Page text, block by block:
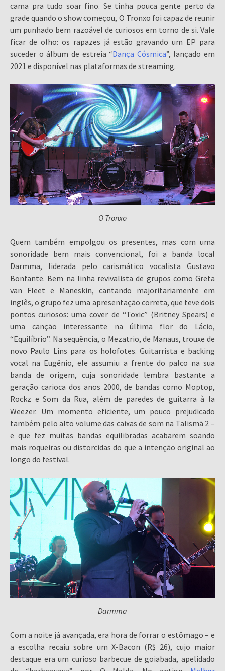
cama pra tudo soar fino. Se tinha pouca gente perto da
grade quando o show começou, O Tronxo foi capaz de reunir
um punhado bem razoável de curiosos em torno de si. Vale
ficar de olho: os rapazes já estão gravando um EP para
suceder o álbum de estreia “Dança Cósmica”, lançado em
2021 e disponível nas plataformas de streaming.
O Tronxo
Quem também empolgou os presentes, mas com uma
sonoridade bem mais convencional, foi a banda local
Darmma, liderada pelo carismático vocalista Gustavo
Bonfante. Bem na linha revivalista de grupos como Greta
van Fleet e Maneskin, cantando majoritariamente em
inglês, o grupo fez uma apresentação correta, que teve dois
pontos curiosos: uma cover de “Toxic” (Britney Spears) e
uma canção interessante na última flor do Lácio,
“Equilíbrio”. Na sequência, o Mezatrio, de Manaus, trouxe de
novo Paulo Lins para os holofotes. Guitarrista e backing
vocal na Eugênio, ele assumiu a frente do palco na sua
banda de origem, cuja sonoridade lembra bastante a
geração carioca dos anos 2000, de bandas como Moptop,
Rockz e Som da Rua, além de paredes de guitarra à la
Weezer. Um momento eficiente, um pouco prejudicado
também pelo alto volume das caixas de som na Talismã 2 –
e que fez muitas bandas equilibradas acabarem soando
mais roqueiras ou distorcidas do que a intenção original ao
longo do festival.
Darmma
Com a noite já avançada, era hora de forrar o estômago – e
a escolha recaiu sobre um X-Bacon (R$ 26), cujo maior
destaque era um curioso barbecue de goiabada, apelidado